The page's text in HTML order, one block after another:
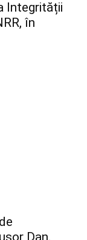
Integrității
în